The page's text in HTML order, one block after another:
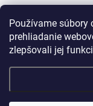
Používame súbory
prehliadanie
zlepšovali jej
Vážený
DOT starší